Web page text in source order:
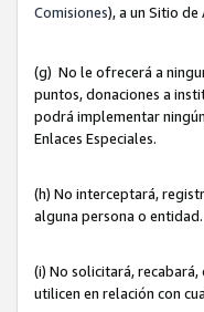
Comisiones), a un Sitio de
(g) No le ofrecerá a
puntos, donaciones a
podrá implementar
Enlaces Especiales.
(h) No interceptará,
alguna persona o entidad.
(i) No solicitará,
utilicen en relación con